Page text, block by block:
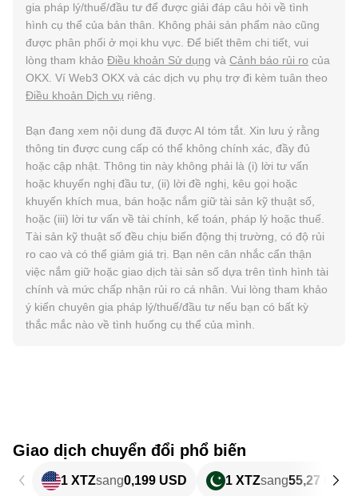
gia pháp lý/thuế/đầu tư để được giải đáp câu hỏi về tình
hình cụ thể của bản thân. Không phải sản phẩm nào cũng
được phân phối ở mọi khu vực. Để biết thêm chi tiết, vui
lòng tham khảo Điều khoản Sử dụng và Cảnh báo rủi ro của
OKX. Ví Web3 OKX và các dịch vụ phụ trợ đi kèm tuân theo
Điều khoản Dịch vụ riêng.
Bạn đang xem nội dung đã được AI tóm tắt. Xin lưu ý rằng
thông tin được cung cấp có thể không chính xác, đầy đủ
hoặc cập nhật. Thông tin này không phải là (i) lời tư vấn
hoặc khuyến nghị đầu tư, (ii) lời đề nghị, kêu gọi hoặc
khuyến khích mua, bán hoặc nắm giữ tài sản kỹ thuật số,
hoặc (iii) lời tư vấn về tài chính, kế toán, pháp lý hoặc thuế.
Tài sản kỹ thuật số đều chịu biến động thị trường, có độ rủi
ro cao và có thể giảm giá trị. Bạn nên cân nhắc cẩn thận
việc nắm giữ hoặc giao dịch tài sản số dựa trên tình hình tài
chính và mức chấp nhận rủi ro cá nhân. Vui lòng tham khảo
ý kiến chuyên gia pháp lý/thuế/đầu tư nếu bạn có bất kỳ
thắc mắc nào về tình huống cụ thể của mình.
Giao dịch chuyển đổi phổ biến
1 XTZsang0,199 USD 1 XTZsang55,27 PKR